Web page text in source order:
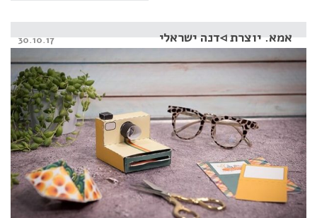
אמא. יוצרת ◃דנה ישראלי Posted
on
30.10.17